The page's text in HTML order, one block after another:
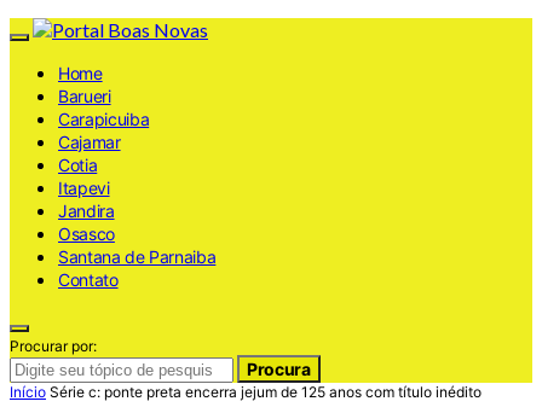
Home
Barueri
Carapicuiba
Cajamar
Cotia
Itapevi
Jandira
Osasco
Santana de Parnaiba
Contato
Procurar por:
Procura
Início Série c: ponte preta encerra jejum de 125 anos com título inédito